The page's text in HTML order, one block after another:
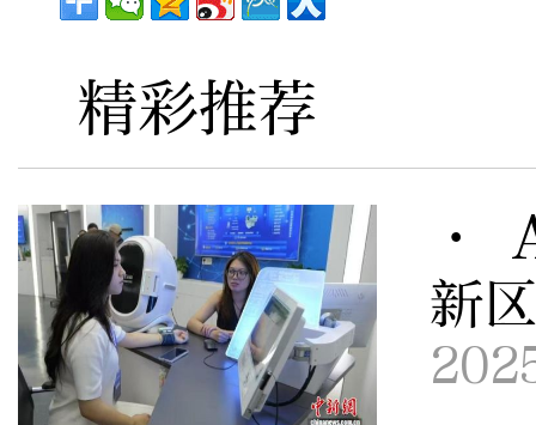
精彩推荐
·
新